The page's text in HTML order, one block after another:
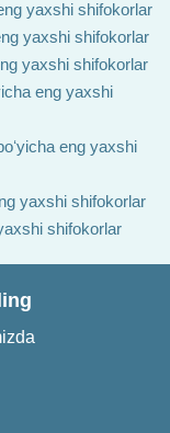
yaxshi shifokorlar
yaxshi shifokorlar
yaxshi shifokorlar
eng yaxshi
eng yaxshi
yaxshi shifokorlar
shifokorlar